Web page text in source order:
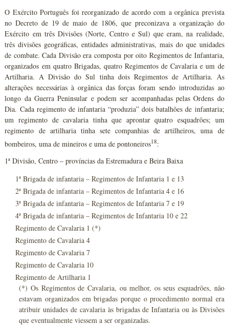
O Exército Português foi reorganizado de acordo com a orgânica prevista
no Decreto de 19 de maio de 1806, que preconizava a organização do
Exército em três Divisões (Norte, Centro e Sul) que eram, na realidade,
três divisões geográficas, entidades administrativas, mais do que unidades
de combate. Cada Divisão era composta por oito Regimentos de Infantaria,
organizados em quatro Brigadas, quatro Regimentos de Cavalaria e um de
Artilharia. A Divisão do Sul tinha dois Regimentos de Artilharia. As
alterações necessárias à orgânica das forças foram sendo introduzidas ao
longo da Guerra Peninsular e podem ser acompanhadas pelas Ordens do
Dia. Cada regimento de infantaria “produzia” dois batalhões de infantaria;
um regimento de cavalaria tinha que aprontar quatro esquadrões; um
regimento de artilharia tinha sete companhias de artilheiros, uma de
bombeiros, uma de mineiros e uma de pontoneiros18:
1ª Divisão, Centro – províncias da Estremadura e Beira Baixa
1ª Brigada de infantaria – Regimentos de Infantaria 1 e 13
2ª Brigada de infantaria – Regimentos de Infantaria 4 e 16
3ª Brigada de infantaria – Regimentos de Infantaria 7 e 19
4ª Brigada de infantaria – Regimentos de Infantaria 10 e 22
Regimento de Cavalaria 1 (*)
Regimento de Cavalaria 4
Regimento de Cavalaria 7
Regimento de Cavalaria 10
Regimento de Artilharia 1
(*) Os Regimentos de Cavalaria, ou melhor, os seus esquadrões, não
estavam organizados em brigadas porque o procedimento normal era
atribuir unidades de cavalaria às brigadas de Infantaria ou às Divisões
que eventualmente viessem a ser organizadas.